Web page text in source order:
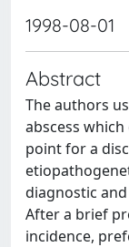
1998-08-01
Abstract
The authors
abscess
point for a
diagnostic
After a brief
incidence,